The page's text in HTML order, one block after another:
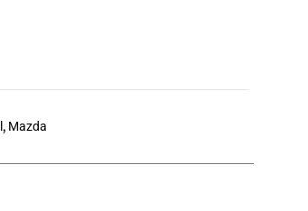
, Mazda